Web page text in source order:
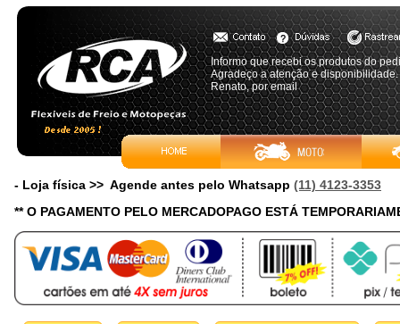
Informo que recebi os produtos do
Agradeço a atenção e disponibilidade.
Renato, por email
- Loja física >> Agende antes pelo Whatsapp (11) 4123-3353
** O PAGAMENTO PELO MERCADOPAGO ESTÁ